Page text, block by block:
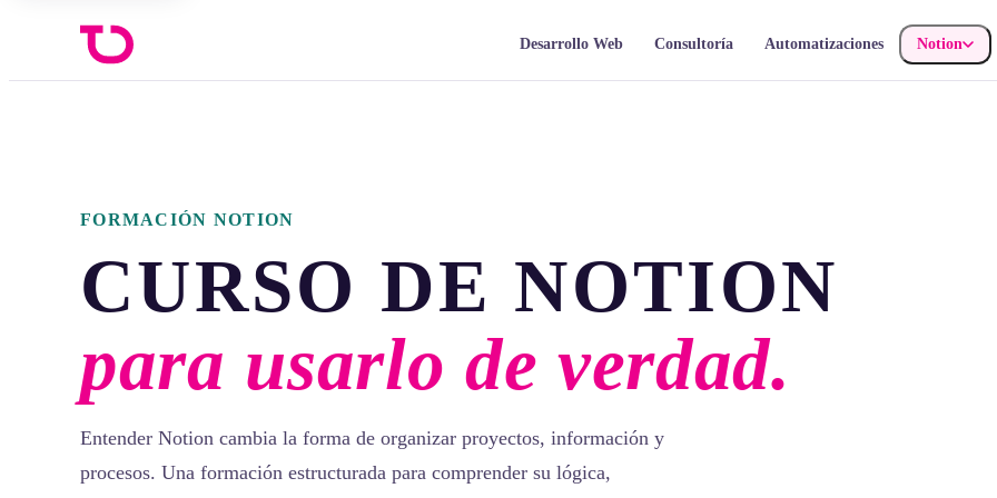
Desarrollo Web Consultoría Automatizaciones Notion
FORMACIÓN NOTION
CURSO DE NOTION
para usarlo de verdad.
Entender Notion cambia la forma de organizar proyectos, información y
procesos. Una formación estructurada para comprender su lógica,